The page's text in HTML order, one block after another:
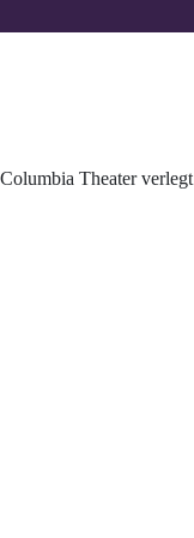
Theater